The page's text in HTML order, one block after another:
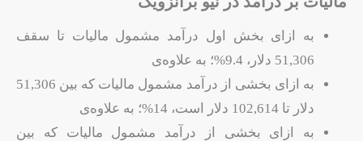
به ازای بخش اول درآمد مشمول مالیات تا سقف
51,306 دلار، 9.4%؛ به علاوه‌ی
به ازای بخشی از درآمد مشمول مالیات که بین 51,306
دلار تا 102,614 دلار است، 14%؛ به علاوه‌ی
به ازای بخشی از درآمد مشمول مالیات که بین